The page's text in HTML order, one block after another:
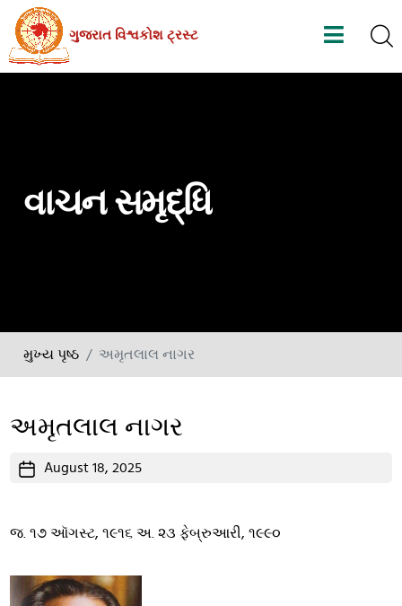
Skip
the
ગુજરાત વિશ્વકોશ ટ્રસ્ટ
વાચન સમૃદ્ધિ
મુખ્ય પૃષ્ઠ અમૃતલાલ નાગર
અમૃતલાલ નાગર
PostAugust 18, 2025
જ. ૧૭ ઑગસ્ટ, ૧૯૧૬ અ. ૨૩ ફેબ્રુઆરી, ૧૯૯૦